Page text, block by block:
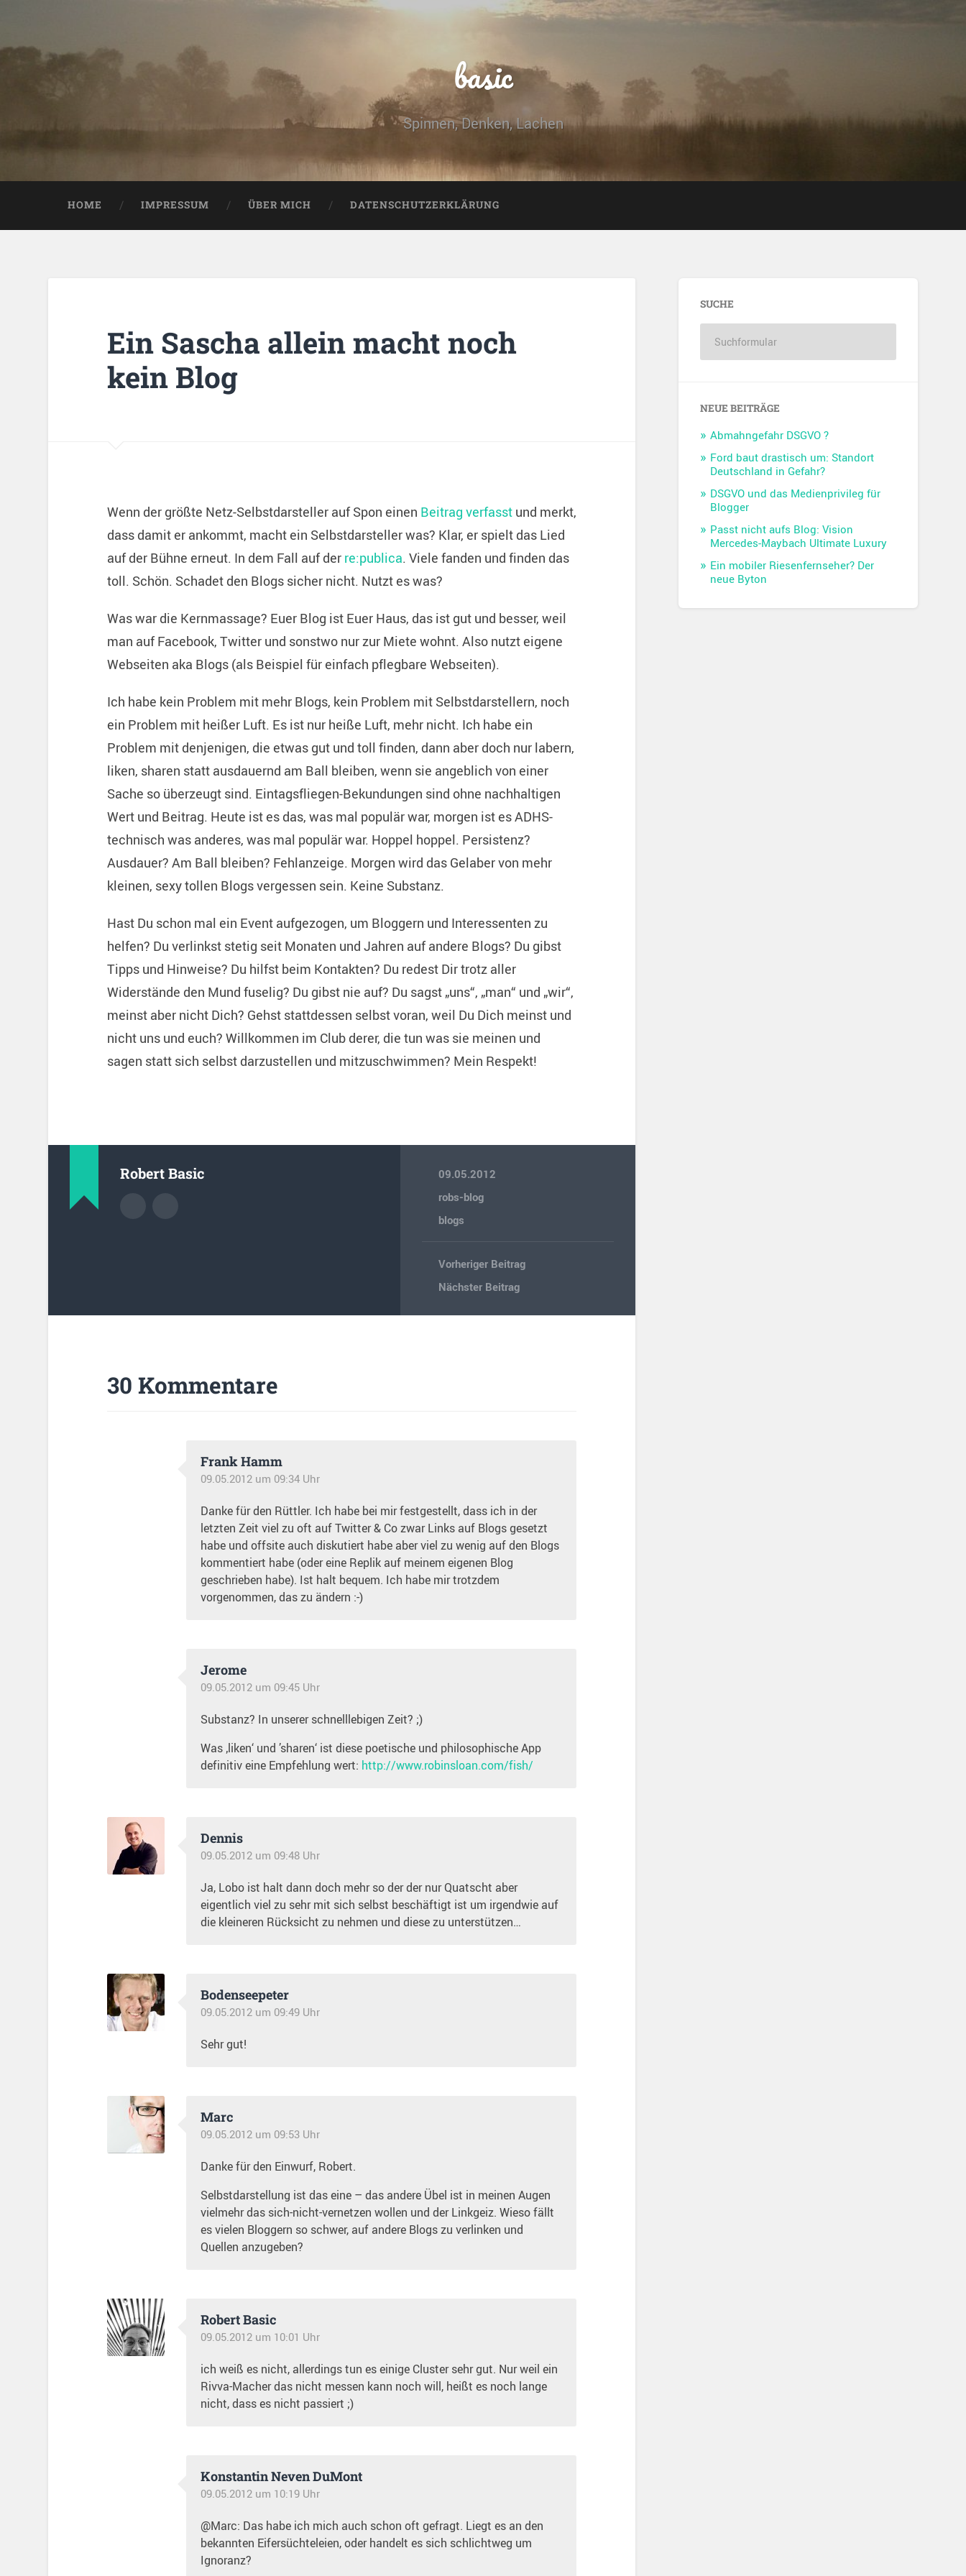
basic
Spinnen, Denken, Lachen
HOME IMPRESSUM ÜBER MICH DATENSCHUTZERKLÄRUNG
Ein Sascha allein macht noch
kein Blog
Wenn der größte Netz-Selbstdarsteller auf Spon einen Beitrag verfasstund merkt,
dass damit er ankommt, macht ein Selbstdarsteller was? Klar, er spielt das Lied
auf der Bühne erneut. In dem Fall auf der re:publica. Viele fanden und finden das
toll. Schön. Schadet den Blogs sicher nicht. Nutzt es was?
Was war die Kernmassage? Euer Blog ist Euer Haus, das ist gut und besser, weil
man auf Facebook, Twitter und sonstwo nur zur Miete wohnt. Also nutzt eigene
Webseiten aka Blogs (als Beispiel für einfach pflegbare Webseiten).
Ich habe kein Problem mit mehr Blogs, kein Problem mit Selbstdarstellern, noch
ein Problem mit heißer Luft. Es ist nur heiße Luft, mehr nicht. Ich habe ein
Problem mit denjenigen, die etwas gut und toll finden, dann aber doch nur labern,
liken, sharen statt ausdauernd am Ball bleiben, wenn sie angeblich von einer
Sache so überzeugt sind. Eintagsfliegen-Bekundungen sind ohne nachhaltigen
Wert und Beitrag. Heute ist es das, was mal populär war, morgen ist es ADHS-
technisch was anderes, was mal populär war. Hoppel hoppel. Persistenz?
Ausdauer? Am Ball bleiben? Fehlanzeige. Morgen wird das Gelaber von mehr
kleinen, sexy tollen Blogs vergessen sein. Keine Substanz.
Hast Du schon mal ein Event aufgezogen, um Bloggern und Interessenten zu
helfen? Du verlinkst stetig seit Monaten und Jahren auf andere Blogs? Du gibst
Tipps und Hinweise? Du hilfst beim Kontakten? Du redest Dir trotz aller
Widerstände den Mund fuselig? Du gibst nie auf? Du sagst „uns“, „man“ und „wir“,
meinst aber nicht Dich? Gehst stattdessen selbst voran, weil Du Dich meinst und
nicht uns und euch? Willkommen im Club derer, die tun was sie meinen und
sagen statt sich selbst darzustellen und mitzuschwimmen? Mein Respekt!
Robert Basic
09.05.2012
robs-blog
blogs
Vorheriger Beitrag
Nächster Beitrag
30 Kommentare
Frank Hamm
09.05.2012 um 09:34 Uhr
Danke für den Rüttler. Ich habe bei mir festgestellt, dass ich in der
letzten Zeit viel zu oft auf Twitter & Co zwar Links auf Blogs gesetzt
habe und offsite auch diskutiert habe aber viel zu wenig auf den Blogs
kommentiert habe (oder eine Replik auf meinem eigenen Blog
geschrieben habe). Ist halt bequem. Ich habe mir trotzdem
vorgenommen, das zu ändern :-)
Jerome
09.05.2012 um 09:45 Uhr
Substanz? In unserer schnelllebigen Zeit? ;)
Was ‚liken‘ und ’sharen‘ ist diese poetische und philosophische App
definitiv eine Empfehlung wert: http://www.robinsloan.com/fish/
Dennis
09.05.2012 um 09:48 Uhr
Ja, Lobo ist halt dann doch mehr so der der nur Quatscht aber
eigentlich viel zu sehr mit sich selbst beschäftigt ist um irgendwie auf
die kleineren Rücksicht zu nehmen und diese zu unterstützen…
Bodenseepeter
09.05.2012 um 09:49 Uhr
Sehr gut!
Marc
09.05.2012 um 09:53 Uhr
Danke für den Einwurf, Robert.
Selbstdarstellung ist das eine – das andere Übel ist in meinen Augen
vielmehr das sich-nicht-vernetzen wollen und der Linkgeiz. Wieso fällt
es vielen Bloggern so schwer, auf andere Blogs zu verlinken und
Quellen anzugeben?
Robert Basic
09.05.2012 um 10:01 Uhr
ich weiß es nicht, allerdings tun es einige Cluster sehr gut. Nur weil ein
Rivva-Macher das nicht messen kann noch will, heißt es noch lange
nicht, dass es nicht passiert ;)
Konstantin Neven DuMont
09.05.2012 um 10:19 Uhr
@Marc: Das habe ich mich auch schon oft gefragt. Liegt es an den
bekannten Eifersüchteleien, oder handelt es sich schlichtweg um
Ignoranz?
SUCHE
NEUE BEITRÄGE
Abmahngefahr DSGVO ?
Ford baut drastisch um: Standort
Deutschland in Gefahr?
DSGVO und das Medienprivileg für
Blogger
Passt nicht aufs Blog: Vision
Mercedes-Maybach Ultimate Luxury
Ein mobiler Riesenfernseher? Der
neue Byton